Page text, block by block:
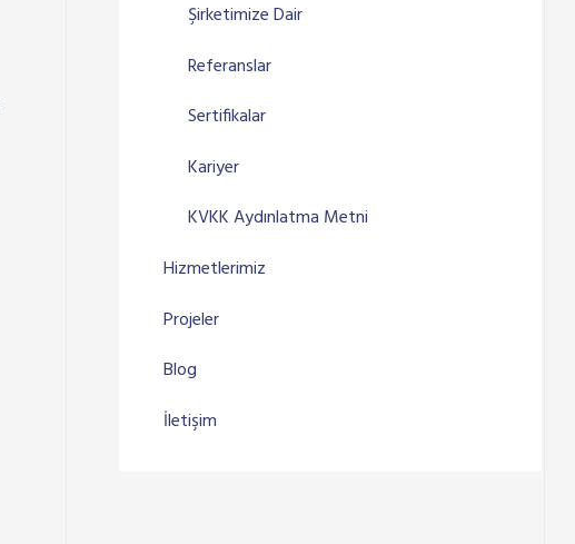
Şirketimize Dair
Referanslar
Sertifikalar
Kariyer
KVKK Aydınlatma Metni
Hizmetlerimiz
Projeler
Blog
İletişim